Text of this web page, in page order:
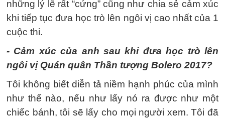
những lý lẽ rất “cứng” cũng như chia sẻ cảm xúc
khi tiếp tục đưa học trò lên ngôi vị cao nhất của 1
cuộc thi.
- Cảm xúc của anh sau khi đưa học trò lên
ngôi vị Quán quân Thần tượng Bolero 2017?
Tôi không biết diễn tả niềm hạnh phúc của mình
như thế nào, nếu như lấy nó ra được như một
chiếc bánh, tôi sẽ lấy cho mọi người xem. Tôi đã